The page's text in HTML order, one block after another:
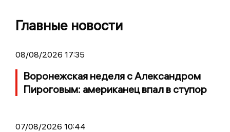
Главные новости
08/08/2026 17:35
Воронежская неделя с Александром
Пироговым: американец впал в ступор
07/08/2026 10:44